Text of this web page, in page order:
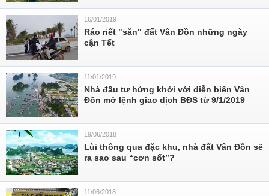
16/01/2019
Ráo riết "săn" đất Vân Đồn những ngày
cận Tết
11/01/2019
Nhà đầu tư hứng khởi với diễn biến Vân
Đồn mở lệnh giao dịch BĐS từ 9/1/2019
19/06/2018
Lùi thông qua đặc khu, nhà đất Vân Đồn sẽ
ra sao sau “cơn sốt”?
11/06/2018